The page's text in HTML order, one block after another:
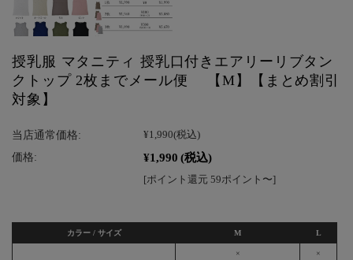
授乳服 マタニティ 授乳口付きエアリーリブタン
クトップ 2枚までメール便 【M】【まとめ割引
対象】
当店通常価格: ¥1,990(税込)
価格: ¥1,990 (税込)
[ポイント還元 59ポイント〜]
カラー / サイズ M L
× ×